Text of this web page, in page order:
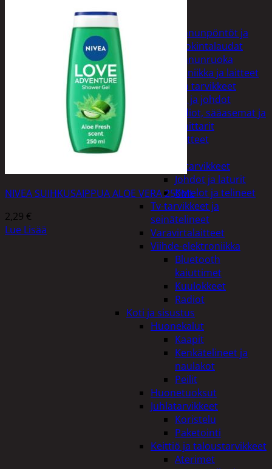
Linnunpöntöt ja
ruokintalaudat
Linnunruoka
Kodin elektroniikka ja laitteet
Imurit ja tarvikkeet
Kaapelit ja johdot
Kelloradiot, sääasemat ja
lämpömittarit
Oheislaitteet
Puhelintarvikkeet
Johdot ja laturit
Kotelot ja telineet
Tv-tarvikkeet ja
seinätelineet
Varavirtalaitteet
Viihde-elektroniikka
Bluetooth
kaiuttimet
Kuulokkeet
Radiot
Koti ja sisustus
Huonekalut
Kaapit
Kenkätelineet ja
naulakot
Peilit
Huonetuoksut
Juhlatarvikkeet
Koristelu
Paketointi
Keittiö ja taloustarvikkeet
Aterimet
NIVEA SUIHKUSAIPPUA ALOE VERA 250ML
2,29 €
Lue Lisää